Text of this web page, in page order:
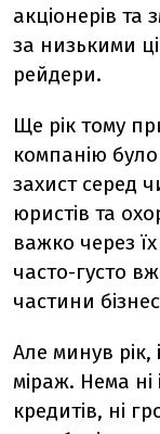
акціонерів та
за низькими
рейдери.
Ще рік тому
компанію
захист серед
юристів та
важко через
часто-густо
частини
Але минув
міраж. Нема ні
кредитів, ні